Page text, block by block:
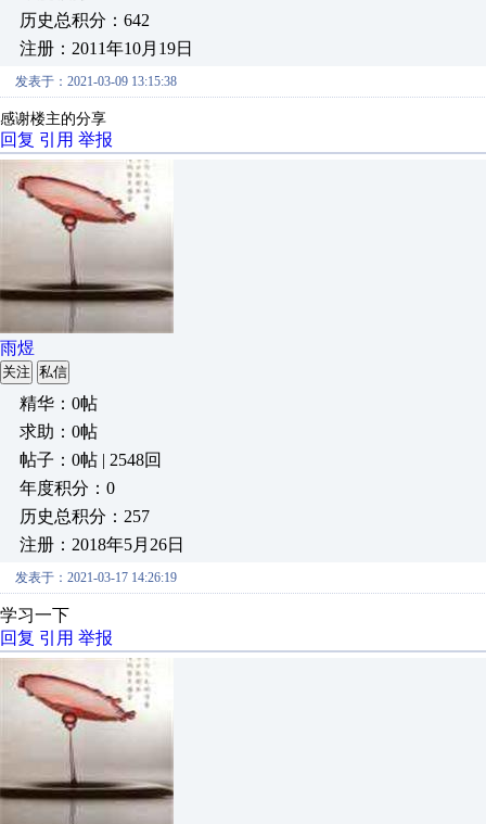
历史总积分：642
注册：2011年10月19日
发表于：2021-03-09 13:15:38
感谢楼主的分享
回复 引用 举报
雨煜
关注 私信
精华：0帖
求助：0帖
帖子：0帖 | 2548回
年度积分：0
历史总积分：257
注册：2018年5月26日
发表于：2021-03-17 14:26:19
学习一下
回复 引用 举报